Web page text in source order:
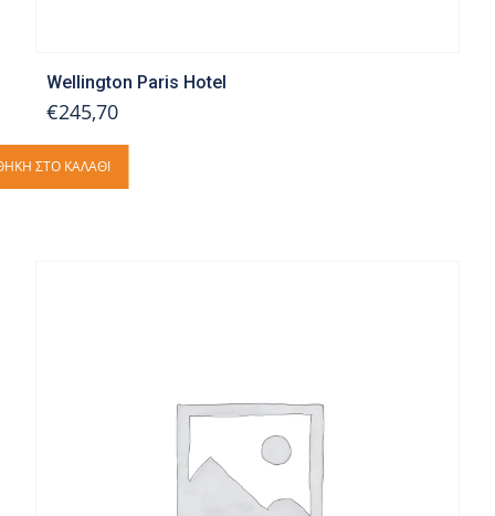
Wellington Paris Hotel
€245,70
ΣΤΟ ΚΑΛΆΘΙ